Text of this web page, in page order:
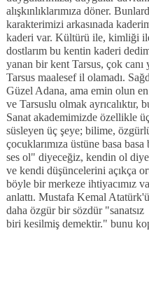
alışkınlıklarımıza döner.
karakterimizi arkasınada
kaderi var. Kültürü ile, kimliği
dostlarım bu kentin kaderi
yanan bir kent Tarsus, çok
Tarsus maalesef il olamadı.
Güzel Adana, ama emin olun
ve Tarsuslu olmak ayrıcalıktır,
Sanat akademimizde özellikle
süsleyen üç şeye; bilime,
çocuklarımıza üstüne basa
ses ol" diyeceğiz, kendin ol
ve kendi düşüncelerini açıkça
böyle bir merkeze ihtiyacımız
anlattı. Mustafa Kemal
daha özgür bir sözdür "sanatsız
biri kesilmiş demektir." bunu